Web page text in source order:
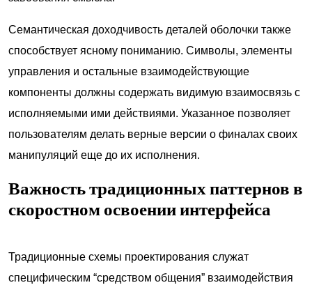
Семантическая доходчивость деталей оболочки также
способствует ясному пониманию. Символы, элементы
управления и остальные взаимодействующие
компоненты должны содержать видимую взаимосвязь с
исполняемыми ими действиями. Указанное позволяет
пользователям делать верные версии о финалах своих
манипуляций еще до их исполнения.
Важность традиционных паттернов в
скоростном освоении интерфейса
Традиционные схемы проектирования служат
специфическим “средством общения” взаимодействия